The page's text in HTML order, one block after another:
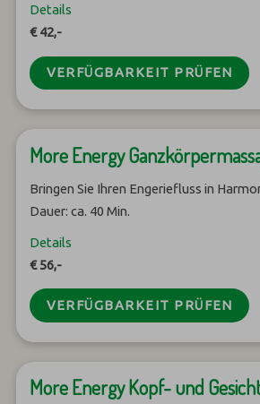
Details
€ 42,-
VERFÜGBARKEIT PRÜFEN
More Energy
Bringen Sie Ihren Engeriefluss in
Dauer: ca. 40 Min.
Details
€ 56,-
VERFÜGBARKEIT PRÜFEN
More Energy Kopf- und